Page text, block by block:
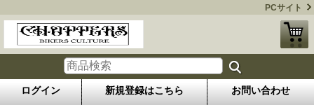
PCサイト
ログイン 新規登録はこちら お問い合わせ